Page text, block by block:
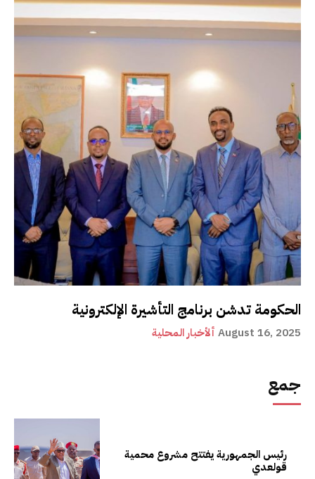
الحكومة تدشن برنامج التأشيرة الإلكترونية
ألأخبار المحلية August 16, 2025
جمع
رئيس الجمهورية يفتتح مشروع محمية
قولعدي